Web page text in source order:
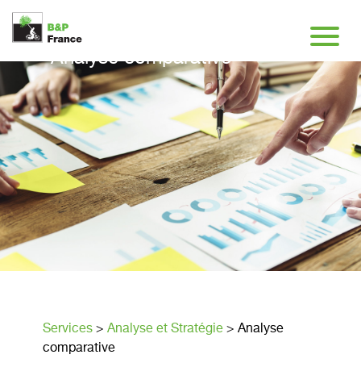
Analyse comparative
Services > Analyse et Stratégie > Analyse
comparative